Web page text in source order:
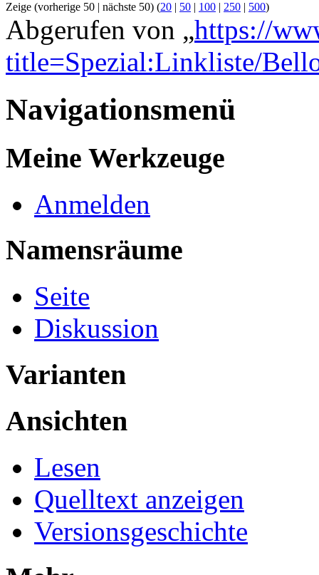
Zeige (vorherige 50 | nächste 50) (20 | 50 | 100 | 250 | 500)
Abgerufen von „https://
title=Spezial:Linkliste/
Navigationsmenü
Meine Werkzeuge
Anmelden
Namensräume
Seite
Diskussion
Varianten
Ansichten
Lesen
Quelltext anzeigen
Versionsgeschichte